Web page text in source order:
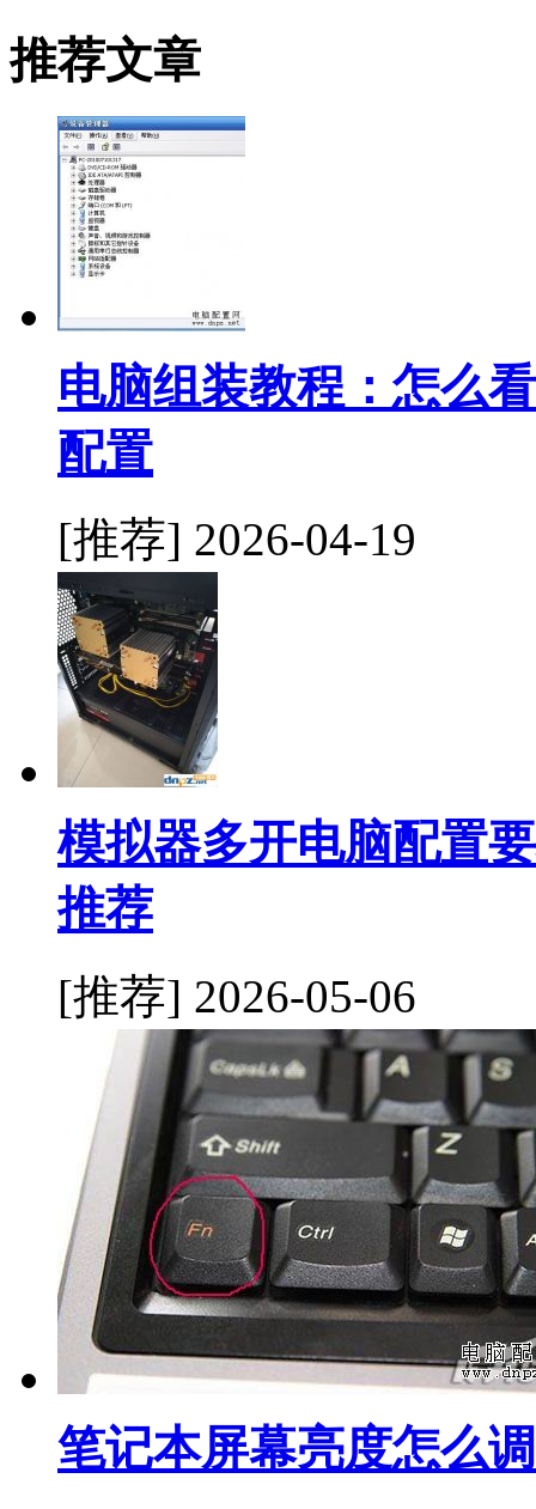
推荐文章
电脑组装教程：怎么
配置
[推荐] 2026-04-19
模拟器多开电脑配置
推荐
[推荐] 2026-05-06
笔记本屏幕亮度怎么